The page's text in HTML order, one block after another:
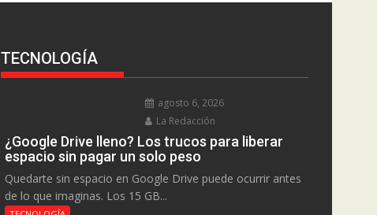
TECNOLOGÍA
agosto 6, 2026
La Redacción
¿Google Drive lleno? Los trucos para liberar
espacio sin pagar un solo peso
Quedarte sin espacio en Google Drive puede ocurrir antes
de lo que imaginas. Los 15 GB...